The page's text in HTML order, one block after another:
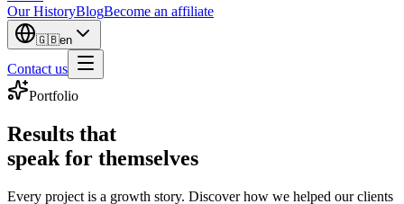
Our HistoryBlogBecome an affiliate
🇬🇧en
Contact us
Portfolio
Results that
speak for themselves
Every project is a growth story. Discover how we helped our clients